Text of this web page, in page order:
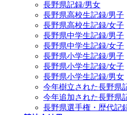
長野県記録/男女
長野県高校生記録/男子
長野県高校生記録/女子
長野県中学生記録/男子
長野県中学生記録/女子
長野県小学生記録/男子
長野県小学生記録/女子
長野県小学生記録/男女
今年樹立された長野県
今年追加された長野県
長野県選手権・歴代記